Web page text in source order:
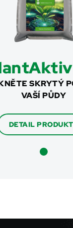
SKRYTÝ
VAŠÍ PŮDY
DETAIL